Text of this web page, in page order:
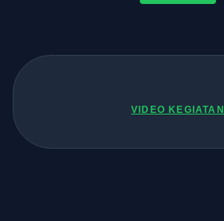
VIDEO KEGIATAN